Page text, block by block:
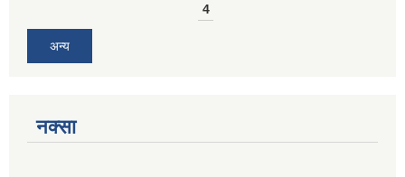
4
अन्य
नक्सा